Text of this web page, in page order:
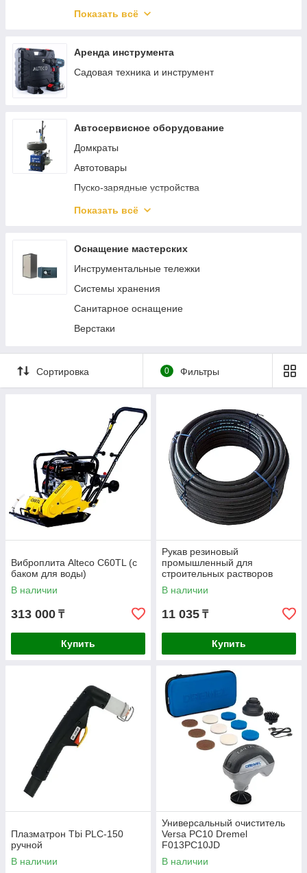
Ключи, трещотки, воротки
Гвозди
Скобы
Показать всё
Аренда инструмента
Садовая техника и инструмент
Автосервисное оборудование
Домкраты
Автотовары
Пуско-зарядные устройства
Трубогибы
Шиномонтажное оборудование
Кантователи двигателя
Лежаки подкатные
Подставки страховочные
Прессы гидравлические
Гидравлические цилиндры и насосы
Подъемники автомобильные
Стяжки пружин
Специальный инструмент
Станки и мойки деталей
Диагностическое оборудование
Вытяжка выхлопных газов
Кузовной ремонт
Фонари и переноски
Показать всё
Оснащение мастерских
Инструментальные тележки
Системы хранения
Санитарное оснащение
Верстаки
Сортировка 0 Фильтры
Виброплита Alteco C60TL (с
баком для воды)
В наличии
313 000 ₸
Купить
Рукав резиновый
промышленный для
строительных растворов
SEMPERIT SM40 50х8мм 1м
В наличии
11 035 ₸
Купить
Плазматрон Tbi PLC-150
ручной
В наличии
Универсальный очиститель
Versa PC10 Dremel
F013PC10JD
В наличии